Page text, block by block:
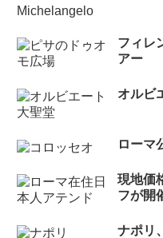
フィレ
アー
オルビ
ローマ
現地価
フが開
ナポリ